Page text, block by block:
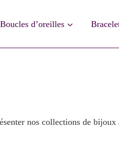
Boucles d’oreilles
nos collections de bijoux